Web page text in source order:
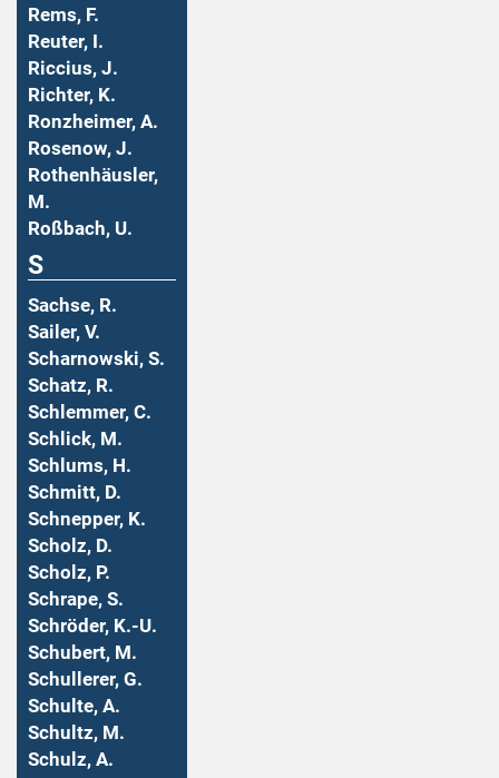
Rems, F.
Reuter, I.
Riccius, J.
Richter, K.
Ronzheimer, A.
Rosenow, J.
Rothenhäusler,
M.
Roßbach, U.
S
Sachse, R.
Sailer, V.
Scharnowski, S.
Schatz, R.
Schlemmer, C.
Schlick, M.
Schlums, H.
Schmitt, D.
Schnepper, K.
Scholz, D.
Scholz, P.
Schrape, S.
Schröder, K.-U.
Schubert, M.
Schullerer, G.
Schulte, A.
Schultz, M.
Schulz, A.